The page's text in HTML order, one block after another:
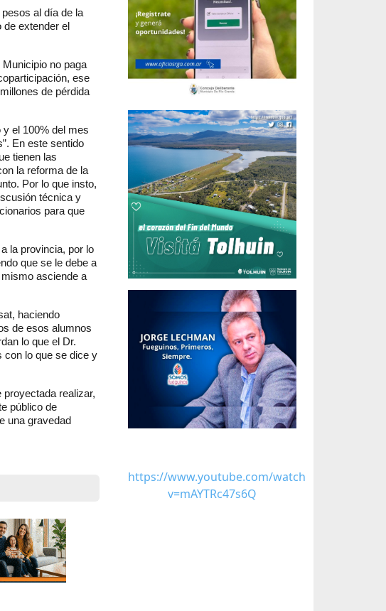
al día de la
de extender el
no paga
ese
de pérdida
el 100% del mes
En este sentido
tienen las
la reforma de la
Por lo que insto,
técnica y
para que
la provincia, por lo
que se le debe a
asciende a
haciendo
de esos alumnos
lo que el Dr.
con lo que se dice y
proyectada realizar,
público de
una gravedad
https://www.youtube.com/watch?
v=mAYTRc47s6Q